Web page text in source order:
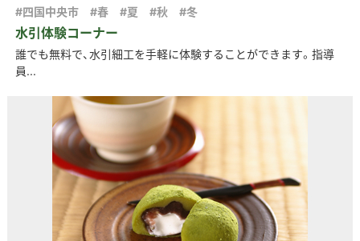
水引体験コーナー
#四国中央市 #春 #夏 #秋 #冬
誰でも無料で、水引細工を手軽に体験することができます。指導
員...